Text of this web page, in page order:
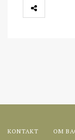
KONTAKT OM